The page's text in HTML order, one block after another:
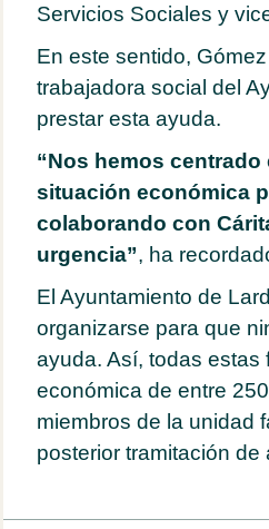
Servicios Sociales y
En este sentido,
trabajadora social del
prestar esta ayuda.
“Nos hemos
situación económica
colaborando con
urgencia”, ha
El Ayuntamiento de
organizarse para que
ayuda. Así, todas estas
económica de entre
miembros de la unidad
posterior tramitación